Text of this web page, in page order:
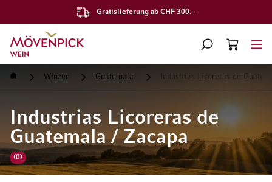
Gratislieferung ab CHF 300.–
Zur Startseite
SUCHE
WARENKORB
Startseite Winzer Guatemala Industrias Licoreras de
Industrias Licoreras de
Guatemala / Zacapa
(0)